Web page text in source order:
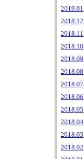
2019.01
2018.12
2018.11
2018.10
2018.09
2018.08
2018.07
2018.06
2018.05
2018.04
2018.03
2018.02